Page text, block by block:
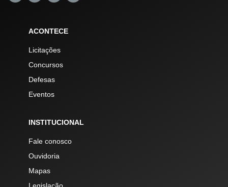
ACONTECE
Licitações
Concursos
Defesas
Eventos
INSTITUCIONAL
Fale conosco
Ouvidoria
Mapas